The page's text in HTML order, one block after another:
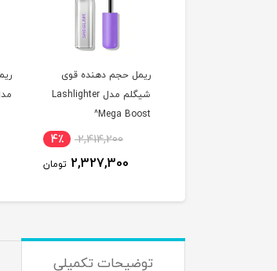
ریمل حجم دهنده لورال
مدل Panorama Black^
3,638,300 5٪
3,473,900 تومان
توضیحات تکمیلی